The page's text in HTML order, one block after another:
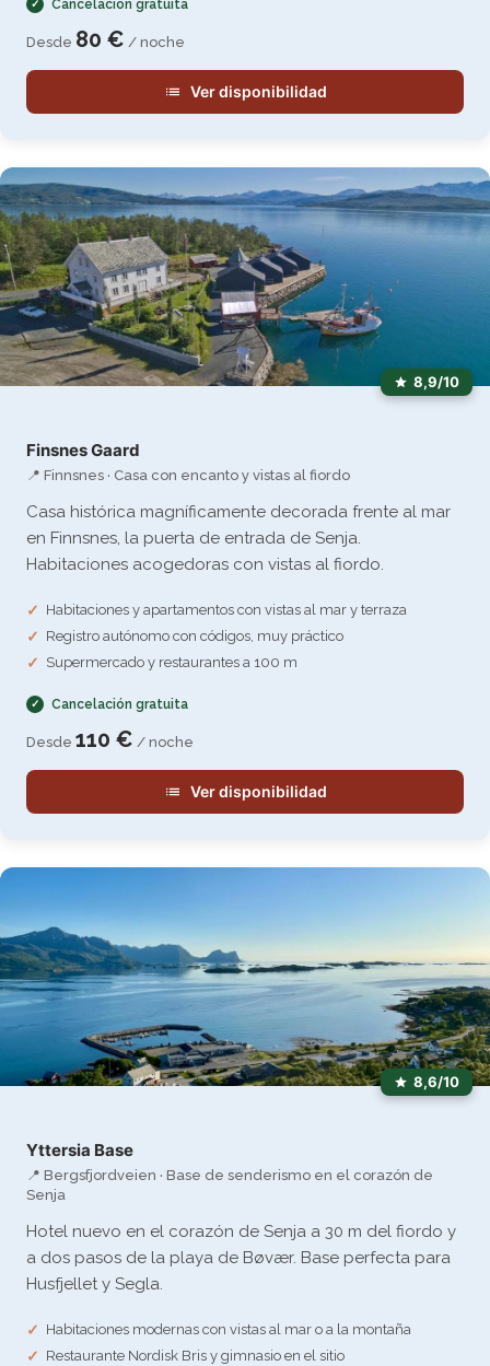
Cancelación gratuita
Desde 80 € / noche
Ver disponibilidad
8,9/10
Finsnes Gaard
📍 Finnsnes · Casa con encanto y vistas al fiordo
Casa histórica magníficamente decorada frente al mar
en Finnsnes, la puerta de entrada de Senja.
Habitaciones acogedoras con vistas al fiordo.
Habitaciones y apartamentos con vistas al mar y terraza
Registro autónomo con códigos, muy práctico
Supermercado y restaurantes a 100 m
Cancelación gratuita
Desde 110 € / noche
Ver disponibilidad
8,6/10
Yttersia Base
📍 Bergsfjordveien · Base de senderismo en el corazón de
Senja
Hotel nuevo en el corazón de Senja a 30 m del fiordo y
a dos pasos de la playa de Bøvær. Base perfecta para
Husfjellet y Segla.
Habitaciones modernas con vistas al mar o a la montaña
Restaurante Nordisk Bris y gimnasio en el sitio